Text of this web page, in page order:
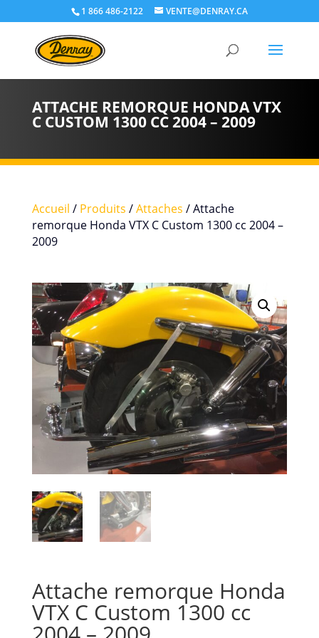
1 866 486-2122 VENTE@DENRAY.CA
ATTACHE REMORQUE HONDA VTX
C CUSTOM 1300 CC 2004 – 2009
Accueil / Produits /Attaches / Attache
remorque Honda VTX C Custom 1300 cc 2004 –
2009
Attache remorque Honda
VTX C Custom 1300 cc